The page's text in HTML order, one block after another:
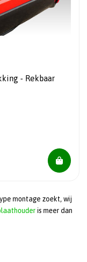
- Rekbaar
montage zoekt, wij
is meer dan